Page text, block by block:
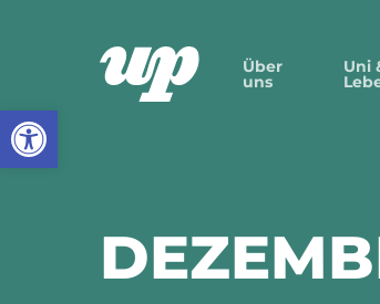
Werkzeugleiste öffnen
content
Über
uns
Uni